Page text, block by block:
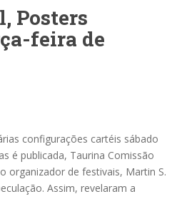
Posters
feira de
configurações cartéis sábado
é publicada, Taurina Comissão
organizador de festivais, Martin S.
Assim, revelaram a